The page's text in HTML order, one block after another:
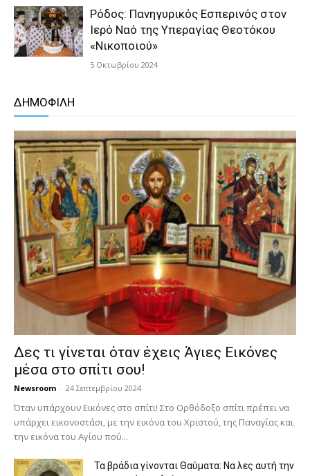
Ρόδος: Πανηγυρικός Εσπερινός στον
Ιερό Ναό της Υπεραγίας Θεοτόκου
«Νικοποιού»
5 Οκτωβρίου 2024
ΔΗΜΟΦΙΛΗ
Δες τι γίνεται όταν έχεις Άγιες Εικόνες
μέσα στο σπίτι σου!
Newsroom - 24 Σεπτεμβρίου 2024
Όταν υπάρχουν Εικόνες στο σπίτι! Στο Ορθόδοξο σπίτι πρέπει να
υπάρχει εικονοστάσι, με την εικόνα του Χριστού, της Παν­αγίας και
την εικόνα του Αγίου πού...
Τα βράδια γίνονται Θαύματα: Να λες αυτή την